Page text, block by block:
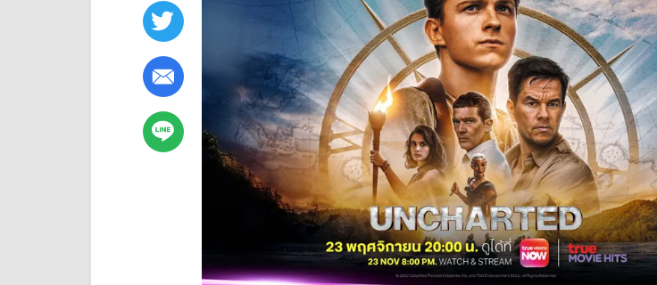
แพ็กเกจสำหรับผู้ประกอบการ
หาร้านร่วมรายการ